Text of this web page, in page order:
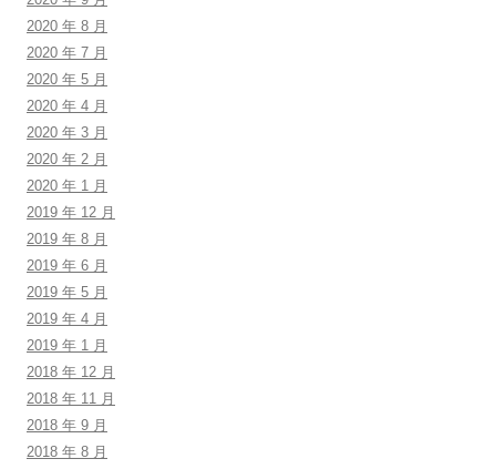
2020 年 8 月
2020 年 7 月
2020 年 5 月
2020 年 4 月
2020 年 3 月
2020 年 2 月
2020 年 1 月
2019 年 12 月
2019 年 8 月
2019 年 6 月
2019 年 5 月
2019 年 4 月
2019 年 1 月
2018 年 12 月
2018 年 11 月
2018 年 9 月
2018 年 8 月